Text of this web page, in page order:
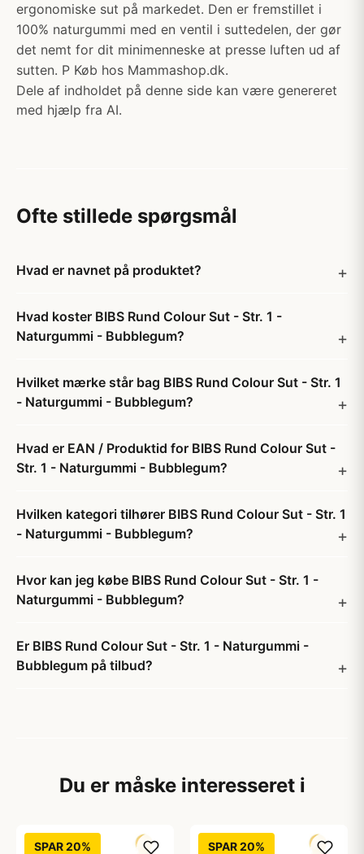
ergonomiske sut på markedet. Den er fremstillet i
100% naturgummi med en ventil i suttedelen, der gør
det nemt for dit minimenneske at presse luften ud af
sutten. P Køb hos Mammashop.dk.
Dele af indholdet på denne side kan være genereret
med hjælp fra AI.
Ofte stillede spørgsmål
Hvad er navnet på produktet?
Hvad koster BIBS Rund Colour Sut - Str. 1 -
Naturgummi - Bubblegum?
Hvilket mærke står bag BIBS Rund Colour Sut - Str. 1
- Naturgummi - Bubblegum?
Hvad er EAN / Produktid for BIBS Rund Colour Sut -
Str. 1 - Naturgummi - Bubblegum?
Hvilken kategori tilhører BIBS Rund Colour Sut - Str. 1
- Naturgummi - Bubblegum?
Hvor kan jeg købe BIBS Rund Colour Sut - Str. 1 -
Naturgummi - Bubblegum?
Er BIBS Rund Colour Sut - Str. 1 - Naturgummi -
Bubblegum på tilbud?
Du er måske interesseret i
SPAR 20% SPAR 20%